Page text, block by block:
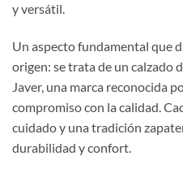
y versátil.
Un aspecto fundamental que
origen: se trata de un calzado
Javer, una marca reconocida
compromiso con la calidad.
cuidado y una tradición
durabilidad y confort.